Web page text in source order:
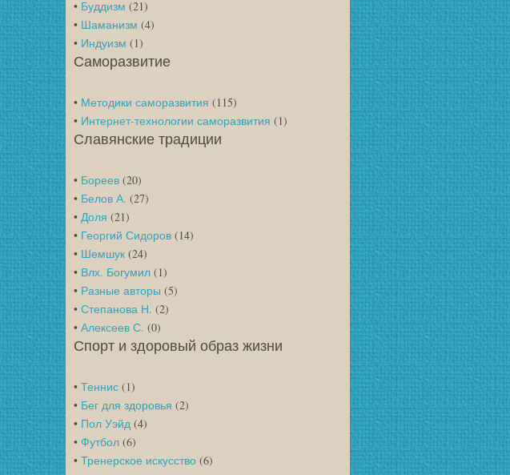
• Буддизм (21)
• Шаманизм (4)
• Индуизм (1)
Саморазвитие
• Методики саморазвития (115)
• Интернет-технологии саморазвития (1)
Славянские традиции
• Бореев (20)
• Белов А. (27)
• Доля (21)
• Георгий Сидоров (14)
• Шемшук (24)
• Влх. Богумил (1)
• Разные авторы (5)
• Степанова Н. (2)
• Алексеев С. (0)
Спорт и здоровый образ жизни
• Теннис (1)
• Бег для здоровья (2)
• Пол Уэйд (4)
• Футбол (6)
• Тренерское искусство (6)